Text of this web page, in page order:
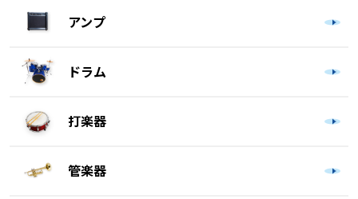
アンプ
ドラム
打楽器
管楽器